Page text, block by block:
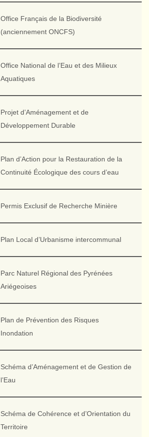
Office Français de la Biodiversité
(anciennement ONCFS)
Office National de l’Eau et des Milieux
Aquatiques
Projet d’Aménagement et de
Développement Durable
Plan d’Action pour la Restauration de la
Continuité Écologique des cours d’eau
Permis Exclusif de Recherche Minière
Plan Local d’Urbanisme intercommunal
Parc Naturel Régional des Pyrénées
Ariégeoises
Plan de Prévention des Risques
Inondation
Schéma d’Aménagement et de Gestion de
l’Eau
Schéma de Cohérence et d’Orientation du
Territoire